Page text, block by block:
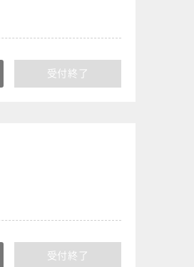
受付終了
受付終了